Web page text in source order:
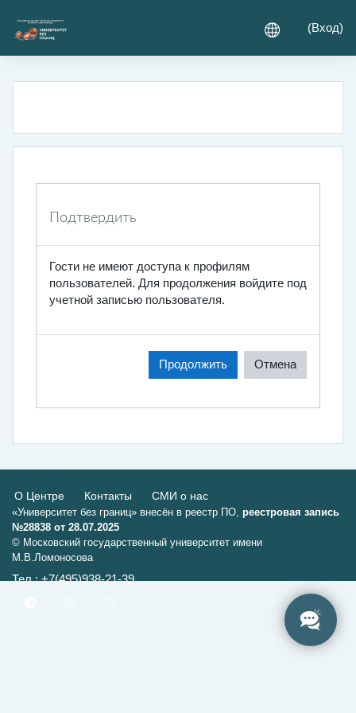
(Вход)
Подтвердить
Гости не имеют доступа к профилям
пользователей. Для продолжения войдите под
учетной записью пользователя.
Продолжить Отмена
О Центре Контакты СМИ о нас
«Университет без границ» внесён в реестр ПО, реестровая запись
№28838 от 28.07.2025
© Московский государственный университет имени
М.В.Ломоносова
Тел.: +7(495)938-21-39